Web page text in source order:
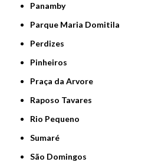
Panamby
Parque Maria Domitila
Perdizes
Pinheiros
Praça da Arvore
Raposo Tavares
Rio Pequeno
Sumaré
São Domingos